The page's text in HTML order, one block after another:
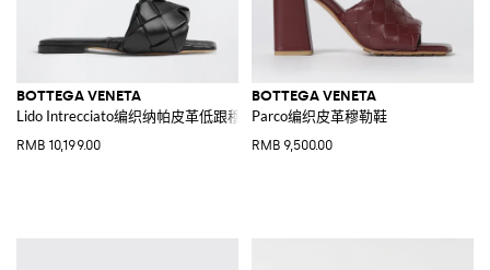
BOTTEGA VENETA
Lido Intrecciato编织纳帕皮革低跟穆勒凉鞋
RMB 10,199.00
BOTTEGA VENETA
Parco编织皮革穆勒鞋
RMB 9,500.00